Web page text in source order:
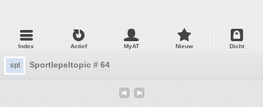
Index Actief MyAT Nieuw Dicht
spl Sportlepeltopic # 64